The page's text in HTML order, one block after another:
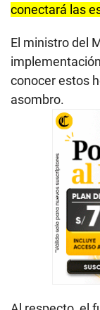
conectará las
El ministro del
conocer estos
asombro.